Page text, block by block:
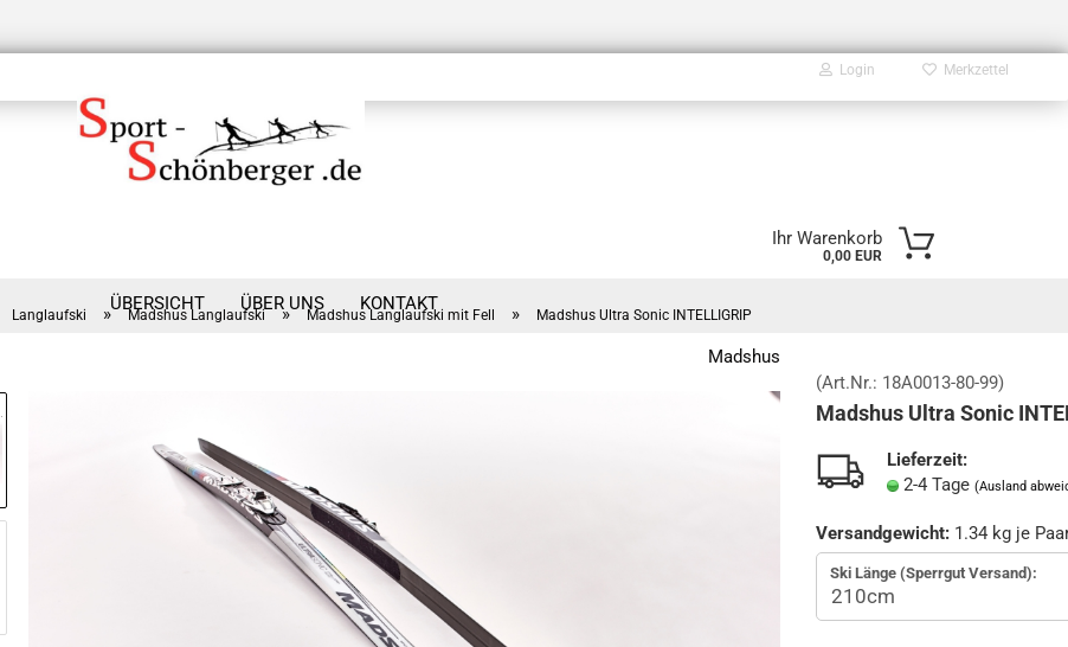
Login Merkzettel
Ihr Warenkorb
0,00 EUR
ÜBERSICHT ÜBER UNS KONTAKT
Langlaufski » Madshus Langlaufski » Madshus Langlaufski mit Fell » Madshus Ultra Sonic INTELLIGRIP
Madshus
(Art.Nr.: 18A0013-80-99)
Madshus Ultra Sonic
Lieferzeit:
2-4 Tage (Ausland
Versandgewicht: 1.34 kg je
Ski Länge (Sperrgut Versand):